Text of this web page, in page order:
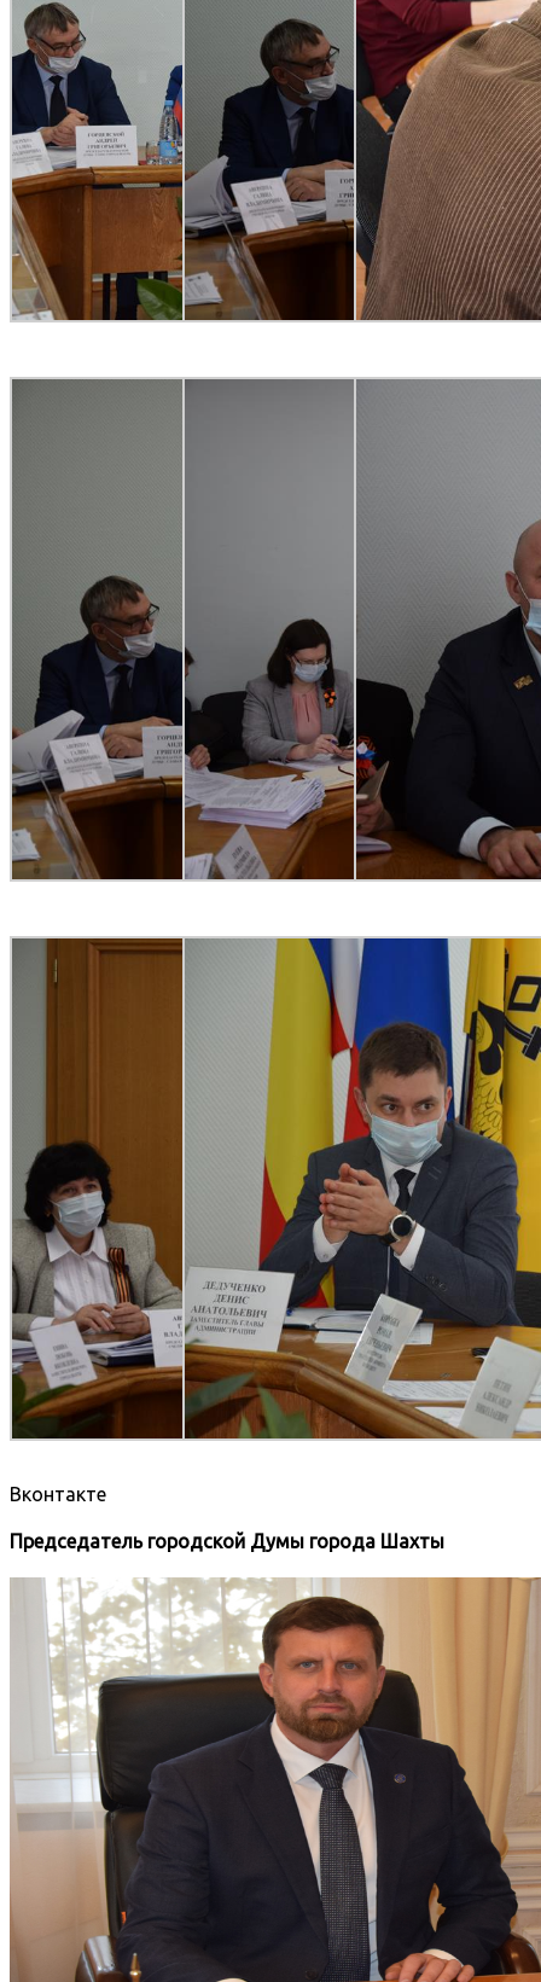
Вконтакте
Председатель городской Думы города Шахты